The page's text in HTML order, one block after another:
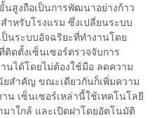
นสูงถือเป็นการพัฒนาอย่างก้าว
ำหรับโรงแรม ซึ่งเปลี่ยนระบบ
นระบบอัจฉริยะที่ทำงานโดย
ดตั้งเซ็นเซอร์ตรวจจับการ
นได้โดยไม่ต้องใช้มือ ลดความ
ยสำคัญ ขณะเดียวกันก็เพิ่มความ
น เซ็นเซอร์เหล่านี้ใช้เทคโนโลยี
าใกล้ และเปิดฝาโดยอัตโนมัติ